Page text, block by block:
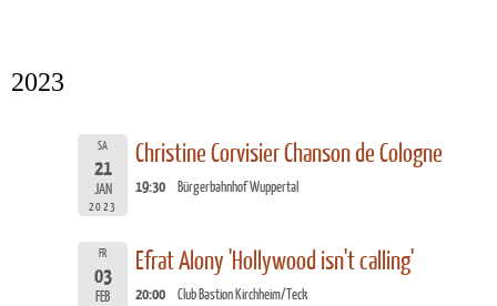
2023
SA
21
JAN
2023
Christine Corvisier Chanson de Cologne
19:30 Bürgerbahnhof Wuppertal
FR
03
FEB
Efrat Alony 'Hollywood isn't calling'
20:00 Club Bastion Kirchheim/Teck